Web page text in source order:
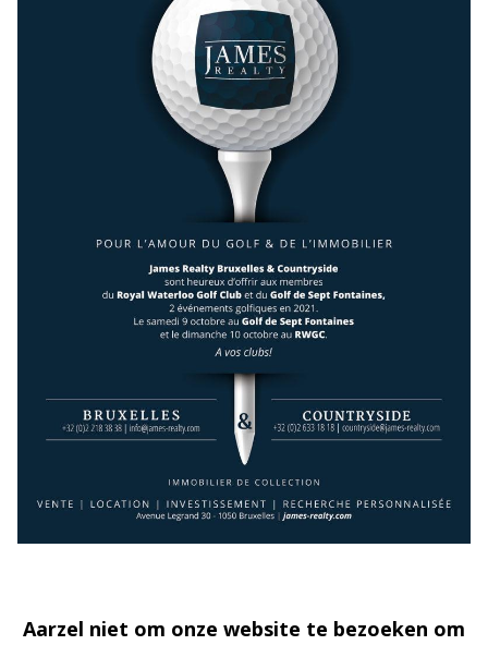
Aarzel niet om onze website te bezoeken om